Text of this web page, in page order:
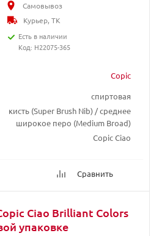
Copic
спиртовая
кисть (Super Brush Nib) / среднее
широкое перо (Medium Broad)
Copic Ciao
Сравнить
Самовывоз
Курьер, ТК
Есть в наличии
Код: H22075-365
Ciao Brilliant Colors
упаковке